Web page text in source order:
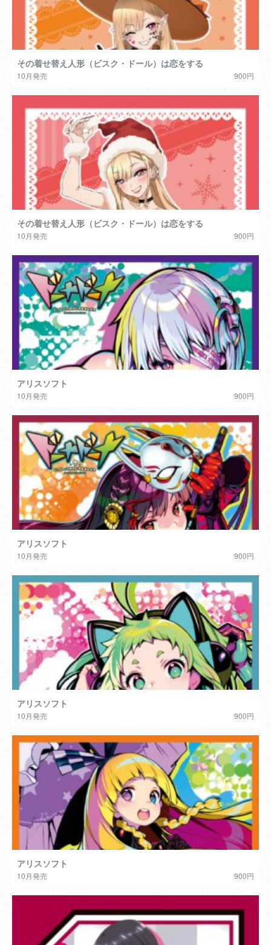
その着せ替え人形（ビスク・ドール）は恋をする
10月発売 900円
その着せ替え人形（ビスク・ドール）は恋をする
10月発売 900円
アリスソフト
10月発売 900円
アリスソフト
10月発売 900円
アリスソフト
10月発売 900円
アリスソフト
10月発売 900円